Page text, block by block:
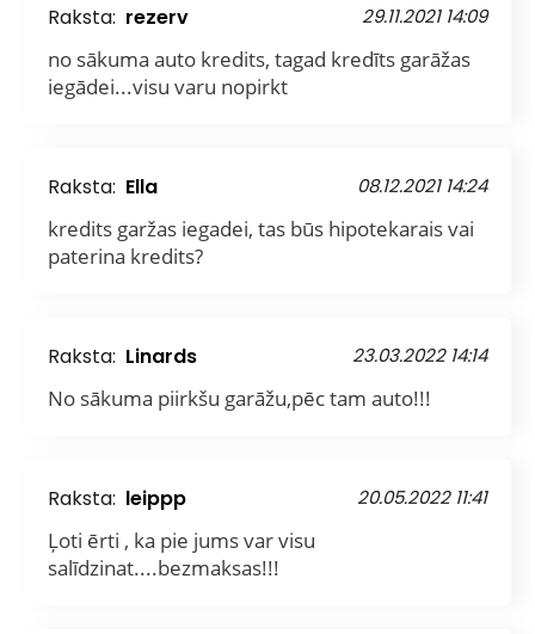
Raksta: rezerv 29.11.2021 14:09
no sākuma auto kredits, tagad kredīts garāžas
iegādei...visu varu nopirkt
Raksta: Ella 08.12.2021 14:24
kredits garžas iegadei, tas būs hipotekarais vai
paterina kredits?
Raksta: Linards 23.03.2022 14:14
No sākuma piirkšu garāžu,pēc tam auto!!!
Raksta: leippp 20.05.2022 11:41
Ļoti ērti , ka pie jums var visu
salīdzinat....bezmaksas!!!